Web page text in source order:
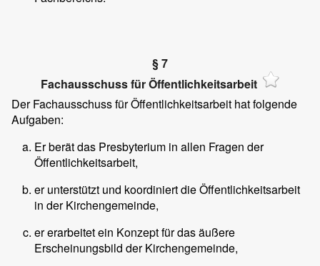
§ 7
Fachausschuss für Öffentlichkeitsarbeit
Der Fachausschuss für Öffentlichkeitsarbeit hat folgende
Aufgaben:
Er berät das Presbyterium in allen Fragen der
Öffentlichkeitsarbeit,
er unterstützt und koordiniert die Öffentlichkeitsarbeit
in der Kirchengemeinde,
er erarbeitet ein Konzept für das äußere
Erscheinungsbild der Kirchengemeinde,